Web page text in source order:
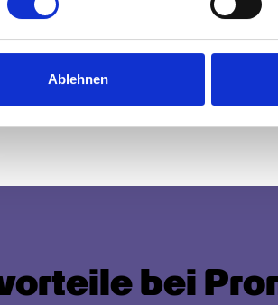
fest.
Cookies, um Inhalte und Anzeigen
Zugriffe auf unsere Website zu
an unsere Partner für soziale Medien,
Ablehnen
Und da für viele von uns der
Deutschlands und die
die unser Land zu
mit FSME oder Borreliose.
bei